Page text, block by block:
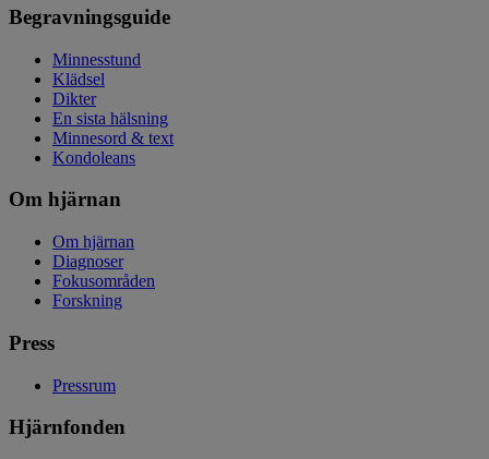
Begravningsguide
Minnesstund
Klädsel
Dikter
En sista hälsning
Minnesord & text
Kondoleans
Om hjärnan
Om hjärnan
Diagnoser
Fokusområden
Forskning
Press
Pressrum
Hjärnfonden